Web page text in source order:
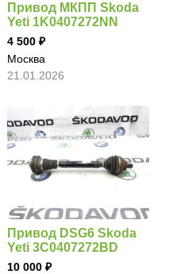
Привод МКПП Skoda
Yeti 1K0407272NN
4 500
Москва
21.01.2026
Привод DSG6 Skoda
Yeti 3C0407272BD
10 000